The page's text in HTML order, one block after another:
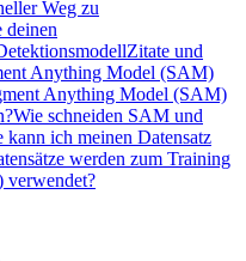
Weg zu
deinen
Zitate und
Anything Model (SAM)
Anything Model (SAM)
Wie schneiden SAM und
kann ich meinen Datensatz
werden zum Training
verwendet?